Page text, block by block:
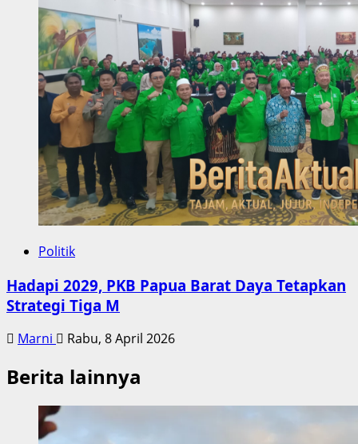
Politik
Hadapi 2029, PKB Papua Barat Daya Tetapkan
Strategi Tiga M
Marni Rabu, 8 April 2026
Berita lainnya